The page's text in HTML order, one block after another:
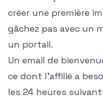
créer une première
gâchez pas avec un
un portail.
Un email de
ce dont l'affilié a
les 24 heures